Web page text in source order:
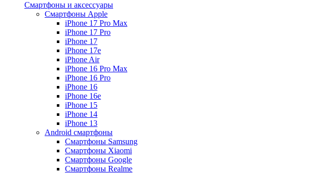
Смартфоны и аксессуары
Смартфоны Apple
iPhone 17 Pro Max
iPhone 17 Pro
iPhone 17
iPhone 17e
iPhone Air
iPhone 16 Pro Max
iPhone 16 Pro
iPhone 16
iPhone 16e
iPhone 15
iPhone 14
iPhone 13
Android cмартфоны
Смартфоны Samsung
Смартфоны Xiaomi
Смартфоны Google
Смартфоны Realme